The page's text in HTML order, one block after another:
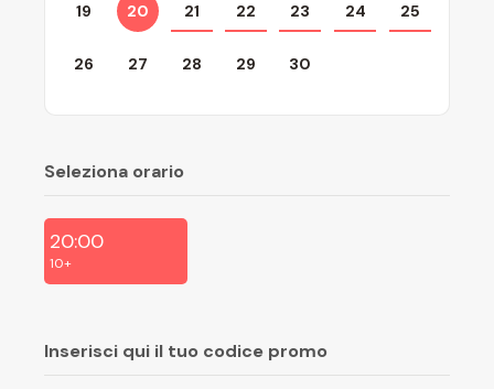
19 20 21 22 23 24 25
26 27 28 29 30
Seleziona orario
20:00
10+
Inserisci qui il tuo codice promo